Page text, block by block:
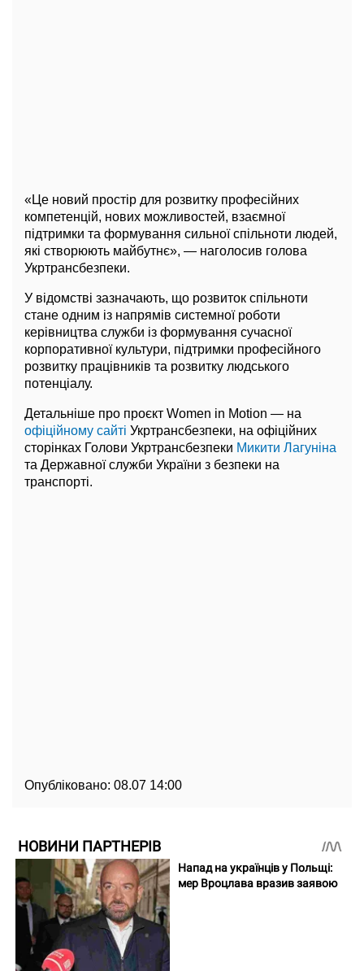
«Це новий простір для розвитку професійних
компетенцій, нових можливостей, взаємної
підтримки та формування сильної спільноти людей,
які створюють майбутнє», — наголосив голова
Укртрансбезпеки.
У відомстві зазначають, що розвиток спільноти
стане одним із напрямів системної роботи
керівництва служби із формування сучасної
корпоративної культури, підтримки професійного
розвитку працівників та розвитку людського
потенціалу.
Детальніше про проєкт Women in Motion — на
офіційному сайті Укртрансбезпеки, на офіційних
сторінках Голови Укртрансбезпеки Микити Лагуніна
та Державної служби України з безпеки на
транспорті.
Опубліковано: 08.07 14:00